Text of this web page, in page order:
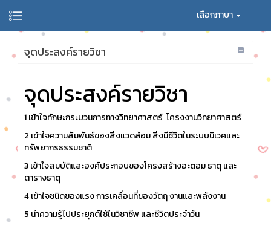
เลือกภาษา
จุดประสงค์รายวิชา
จุดประสงค์รายวิชา
1 เข้าใจทักษะกระบวนการทางวิทยาศาสตร์ โครงงานวิทยาศาสตร์
2 เข้าใจความสัมพันธ์ของสิ่งแวดล้อม สิ่งมีชีวิตในระบบนิเวศและ
ทรัพยากรธรรมชาติ
3 เข้าใจสมบัติและองค์ประกอบของโครงสร้างอะตอม ธาตุ และ
ตารางธาตุ
4 เข้าใจชนิดของแรง การเคลื่อนที่ของวัตถุ งานและพลังงาน
5 นำความรู้ไปประยุกต์ใช้ในวิชาชีพ และชีวิตประจำวัน